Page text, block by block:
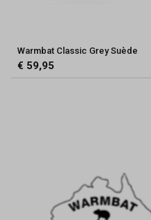
Warmbat Classic Grey Suède
€ 59,95